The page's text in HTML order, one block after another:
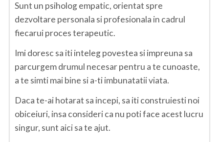
Olt
Prahova
Salaj
Satu-Mare
Suceava
Teleorman
Sunt un psiholog empatic, orientat spre
dezvoltare personala si profesionala in cadrul
fiecarui proces terapeutic.
Imi doresc sa iti inteleg povestea si impreuna sa
parcurgem drumul necesar pentru a te cunoaste,
a te simti mai bine si a-ti imbunatatii viata.
Daca te-ai hotarat sa incepi, sa iti construiesti noi
obiceiuri, insa consideri ca nu poti face acest lucru
singur, sunt aici sa te ajut.